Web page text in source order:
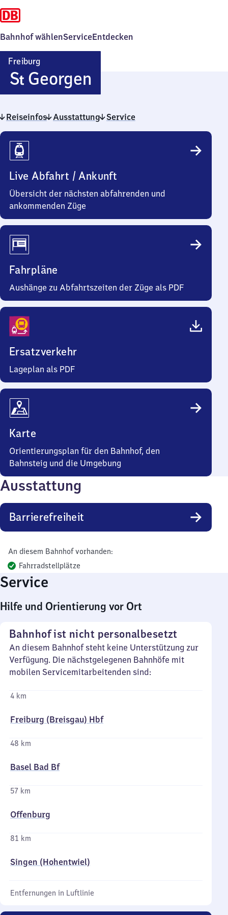
Bahnhof wählenServiceEntdecken
Freiburg
St Georgen
Sankt
Georgen
Reiseinfos Ausstattung Service
Reiseinfos
Live Abfahrt / Ankunft
Übersicht der nächsten abfahrenden und
ankommenden Züge
Fahrpläne
Aushänge zu Abfahrtszeiten der Züge als PDF
Ersatzverkehr
Lageplan als PDF
Karte
Orientierungsplan für den Bahnhof, den
Bahnsteig und die Umgebung
Ausstattung
Barrierefreiheit
An diesem Bahnhof vorhanden:
Fahrradstellplätze
Service
Hilfe und Orientierung vor Ort
Bahnhof ist nicht personalbesetzt
An diesem Bahnhof steht keine Unterstützung zur
Verfügung. Die nächstgelegenen Bahnhöfe mit
mobilen Servicemitarbeitenden sind:
4 km
Freiburg (Breisgau) Hbf
48 km
Basel Bad Bf
57 km
Offenburg
81 km
Singen (Hohentwiel)
Entfernungen in Luftlinie